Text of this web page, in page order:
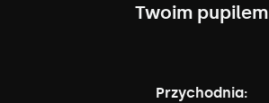
Twoim pupilem
Przychodnia: